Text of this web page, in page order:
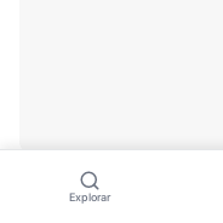
Trituradora ramas
Explorar